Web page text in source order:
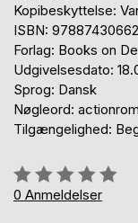
Kopibeskyttelse:
ISBN:
Forlag: Books on
Udgivelsesdato:
Sprog: Dansk
Nøgleord:
Tilgængelighed:
Anmeldelse::
0%
0 Anmeldelser